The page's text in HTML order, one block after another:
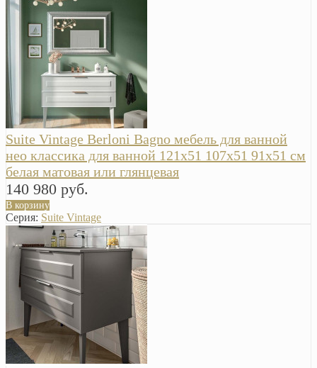
Suite Vintage Berloni Bagno мебель для ванной
нео классика для ванной 121х51 107х51 91х51 см
белая матовая или глянцевая
140 980 руб.
В корзину
Серия: Suite Vintage